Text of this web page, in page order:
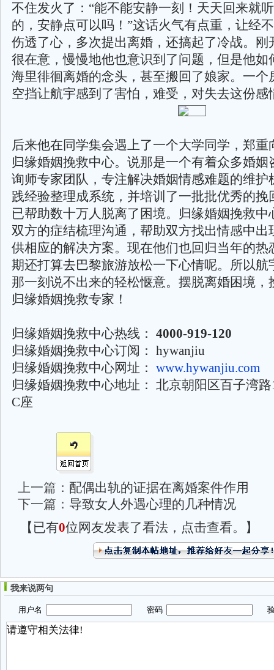
不住发火了：“能不能安静一刻！天天回来就
的，安静点可以吗！”这话火气有点重，让经
伤透了心，多次提出离婚，还搞起了冷战。刚
很在意，慢慢地他也意识到了问题，但是他如
海里徘徊离婚的念头，甚至搬回了娘家。一个
空挡让航宇感到了害怕，难受，对失去这份感
后来他在同学集会遇上了一个大学同学，郑重
归缘婚姻挽救中心。说那是一个有着众多婚姻
询师专家团队，专注解决婚姻情感难题的维护
践经验整理成系统，并培训了一批批优秀的挽
已帮助数十万人脱离了困境。归缘婚姻挽救中
双方的症结梳理沟通，帮助双方找出情感中出
供相应的解决方案。现在他们也回归当年的热
期还打算去巴黎旅游放松一下心情呢。所以航
那一刻说不出来的轻松惬意。摆脱离婚困境，
归缘婚姻挽救专家！
归缘婚姻挽救中心热线： 4000-919-120
归缘婚姻挽救中心订阅： hywanjiu
归缘婚姻挽救中心网址： www.hywanjiu.com
归缘婚姻挽救中心地址： 北京朝阳区百子湾
C座
上一篇： 配偶出轨的证据在离婚案件作用
下一篇： 导致女人外遇心理的几种情况
【已有0位网友发表了看法，点击查看。】
我来说两句
用户名 密码 验